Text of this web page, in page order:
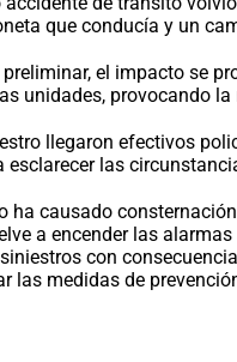
que conducía y un
el impacto se
unidades, provocando
llegaron efectivos
esclarecer las
ha causado
a encender las
con
las medidas de